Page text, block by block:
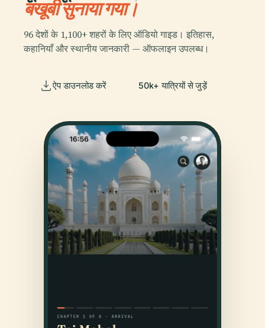
बखूबी सुनाया गया।
96 देशों के 1,100+ शहरों के लिए ऑडियो गाइड। इतिहास,
कहानियाँ और स्थानीय जानकारी — ऑफलाइन उपलब्ध।
ऐप डाउनलोड करें 50k+ यात्रियों से जुड़ें